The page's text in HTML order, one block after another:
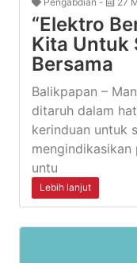
“Elektro
Kita Untuk
Bersama
Balikpapan –
ditaruh dalam
kerinduan untuk
mengindikasikan
untu
Lebih lanjut